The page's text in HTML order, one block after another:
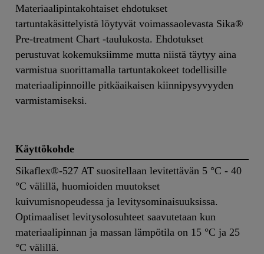
Materiaalipintakohtaiset ehdotukset
tartuntakäsittelyistä löytyvät voimassaolevasta Sika®
Pre-treatment Chart -taulukosta. Ehdotukset
perustuvat kokemuksiimme mutta niistä täytyy aina
varmistua suorittamalla tartuntakokeet todellisille
materiaalipinnoille pitkäaikaisen kiinnipysyvyyden
varmistamiseksi.
Käyttökohde
Sikaflex®-527 AT suositellaan levitettävän 5 °C - 40
°C välillä, huomioiden muutokset
kuivumisnopeudessa ja levitysominaisuuksissa.
Optimaaliset levitysolosuhteet saavutetaan kun
materiaalipinnan ja massan lämpötila on 15 °C ja 25
°C välillä.